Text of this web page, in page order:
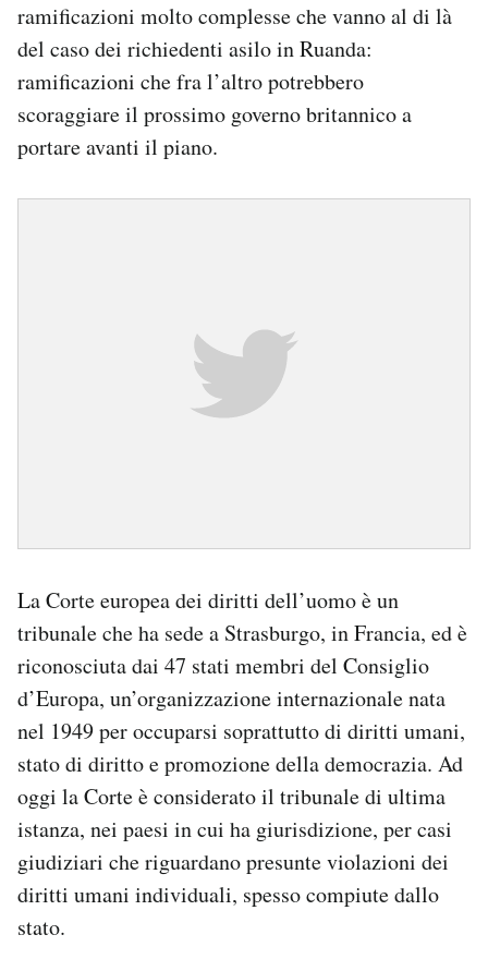
ramificazioni molto complesse che vanno al di là
del caso dei richiedenti asilo in Ruanda:
ramificazioni che fra l’altro potrebbero
scoraggiare il prossimo governo britannico a
portare avanti il piano.
La Corte europea dei diritti dell’uomo è un
tribunale che ha sede a Strasburgo, in Francia, ed è
riconosciuta dai 47 stati membri del Consiglio
d’Europa, un’organizzazione internazionale nata
nel 1949 per occuparsi soprattutto di diritti umani,
stato di diritto e promozione della democrazia. Ad
oggi la Corte è considerato il tribunale di ultima
istanza, nei paesi in cui ha giurisdizione, per casi
giudiziari che riguardano presunte violazioni dei
diritti umani individuali, spesso compiute dallo
stato.